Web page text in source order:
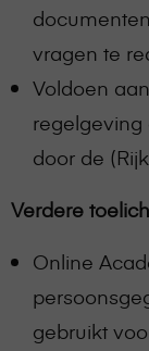
vragen te
Voldoen
door de
Verdere
Online
gebruikt